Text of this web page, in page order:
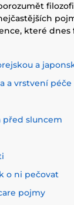
které
a
a vrstvení péče
před sluncem
o ni pečovat
pojmy